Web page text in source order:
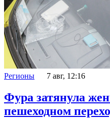
Регионы 7 авг, 12:16
Фура затянула
пешеходном